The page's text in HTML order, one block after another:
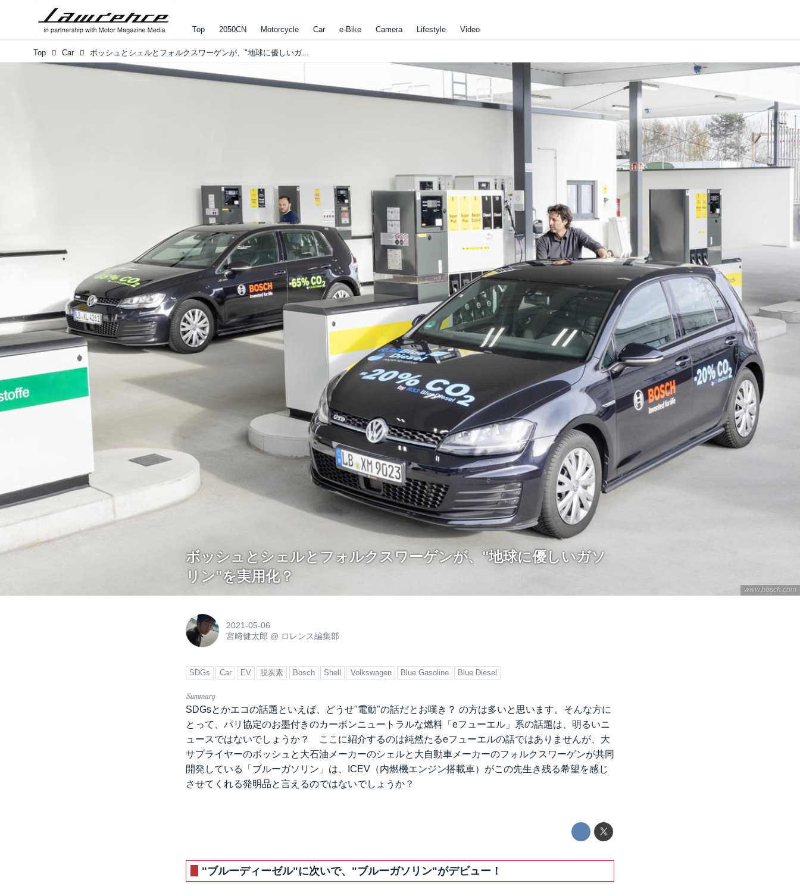
Top 2050CN Motorcycle Car e-Bike Camera Lifestyle Video
Top Car ボッシュとシェルとフォルクスワーゲンが、"地球に優しいガソリン"を実用化？
www.bosch.com
ボッシュとシェルとフォルクスワーゲンが、"地球に優しいガソ
リン"を実用化？
2021-05-06
宮﨑健太郎 @ ロレンス編集部
SDGs Car EV 脱炭素 Bosch Shell Volkswagen Blue Gasoline Blue Diesel
SDGsとかエコの話題といえば、どうせ"電動"の話だとお嘆き？ の方は多いと思います。そんな方に
とって、パリ協定のお墨付きのカーボンニュートラルな燃料「eフューエル」系の話題は、明るいニ
ュースではないでしょうか？ ここに紹介するのは純然たるeフューエルの話ではありませんが、大
サプライヤーのボッシュと大石油メーカーのシェルと大自動車メーカーのフォルクスワーゲンが共同
開発している「ブルーガソリン」は、ICEV（内燃機エンジン搭載車）がこの先生き残る希望を感じ
させてくれる発明品と言えるのではないでしょうか？
"ブルーディーゼル"に次いで、"ブルーガソリン"がデビュー！